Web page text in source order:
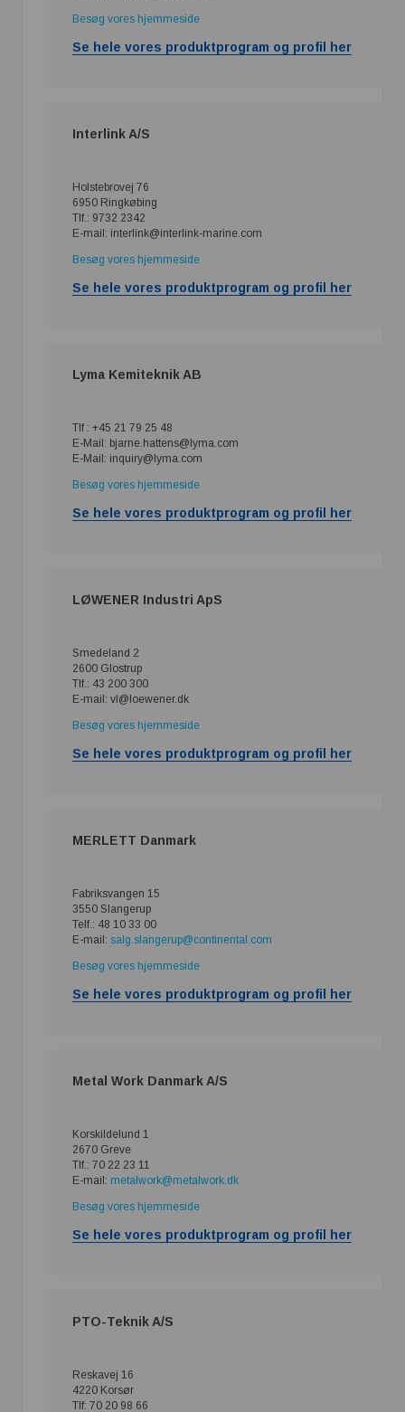
Besøg vores hjemmeside
Se hele vores produktprogram og profil her
Interlink A/S
Holstebrovej 76
6950 Ringkøbing
Tlf.: 9732 2342
E-mail: interlink@interlink-marine.com
Besøg vores hjemmeside
Se hele vores produktprogram og profil her
Lyma Kemiteknik AB
Tlf : +45 21 79 25 48
E-Mail: bjarne.hattens@lyma.com
E-Mail: inquiry@lyma.com
Besøg vores hjemmeside
Se hele vores produktprogram og profil her
LØWENER Industri ApS
Smedeland 2
2600 Glostrup
Tlf.: 43 200 300
E-mail: vl@loewener.dk
Besøg vores hjemmeside
Se hele vores produktprogram og profil her
MERLETT Danmark
Fabriksvangen 15
3550 Slangerup
Telf.: 48 10 33 00
E-mail: salg.slangerup@continental.com
Besøg vores hjemmeside
Se hele vores produktprogram og profil her
Metal Work Danmark A/S
Korskildelund 1
2670 Greve
Tlf.: 70 22 23 11
E-mail: metalwork@metalwork.dk
Besøg vores hjemmeside
Se hele vores produktprogram og profil her
PTO-Teknik A/S
Reskavej 16
4220 Korsør
Tlf: 70 20 98 66